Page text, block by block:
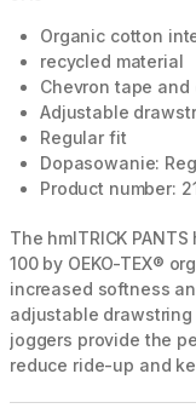
Organic cotton
recycled material
Chevron tape
Adjustable
Regular fit
Dopasowanie:
Product number:
The hmlTRICK
100 by OEKO-TEX®
increased softness
adjustable
joggers provide the
reduce ride-up and